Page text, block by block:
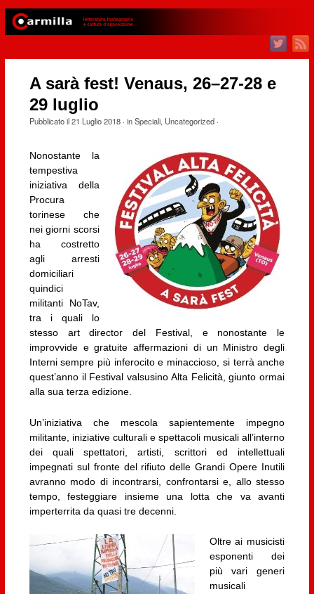
A sarà fest! Venaus, 26–27-28 e
29 luglio
Pubblicato il21 Luglio 2018· inSpeciali, Uncategorized·
Nonostante la
tempestiva
iniziativa della
Procura
torinese che
nei giorni scorsi
ha costretto
agli arresti
domiciliari
quindici
militanti NoTav,
tra i quali lo
stesso art director del Festival, e nonostante le
improvvide e gratuite affermazioni di un Ministro degli
Interni sempre più inferocito e minaccioso, si terrà anche
quest’anno il Festival valsusino Alta Felicità, giunto ormai
alla sua terza edizione.
Un’iniziativa che mescola sapientemente impegno
militante, iniziative culturali e spettacoli musicali all’interno
dei quali spettatori, artisti, scrittori ed intellettuali
impegnati sul fronte del rifiuto delle Grandi Opere Inutili
avranno modo di incontrarsi, confrontarsi e, allo stesso
tempo, festeggiare insieme una lotta che va avanti
imperterrita da quasi tre decenni.
Oltre ai musicisti
esponenti dei
più vari generi
musicali